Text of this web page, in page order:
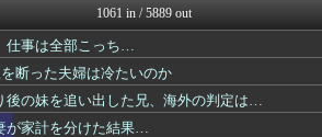
ボールパーク速報 海外の反...
HANO-K
ハウメニージャパン！
JDM速報 海外の反応
かんにゅー -韓国の反応-
海外の反応 –...
世界はグーチョキパー
1061 in / 5889 out
仕事は全部こっち…
断った夫婦は冷たいのか
後の妹を追い出した兄、海外の判定は…
が家計を分けた結果…